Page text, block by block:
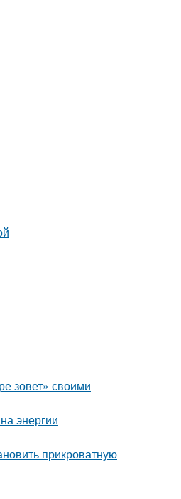
зовет» своими
энергии
прикроватную